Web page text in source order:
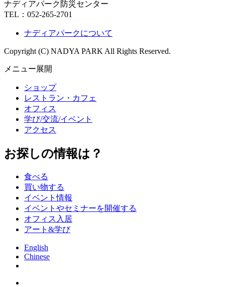
ナディアパーク防災センター
TEL： 052-265-2701
ナディアパークについて
Copyright (C) NADYA PARK All Rights Reserved.
メニュー展開
ショップ
レストラン・カフェ
オフィス
学び/交流/イベント
アクセス
お探しの情報は？
食べる
買い物する
イベント情報
イベントやセミナーを開催する
オフィス入居
アート&学び
English
Chinese